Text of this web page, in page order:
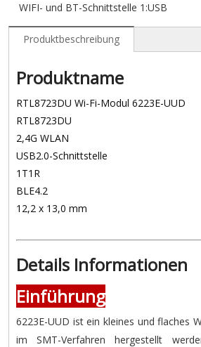
WIFI- und BT-Schnittstelle 1:USB
Produktbeschreibung
Produktname
RTL8723DU Wi-Fi-Modul 6223E-UUD
RTL8723DU
2,4G WLAN
USB2.0-Schnittstelle
1T1R
BLE4.2
12,2 x 13,0 mm
Details Informationen
Einführung
6223E-UUD ist ein kleines und flaches
im SMT-Verfahren hergestellt